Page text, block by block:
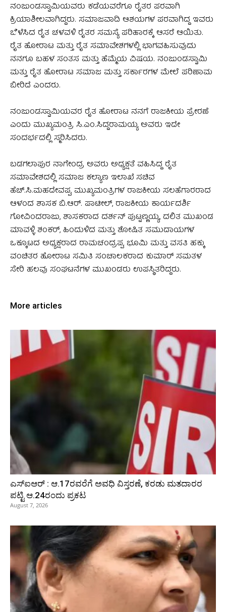
ನಂಜುಂಡಸ್ವಾಮಿಯವರು ಕಡೆಯವರೆಗೂ ರೈತರ ಪರವಾಗಿ
ಕ್ರಿಯಾಶೀಲವಾಗಿದ್ದರು. ಸಮಾಜವಾದಿ ಆಶಯಗಳ ಪರವಾಗಿದ್ದ ಇವರು
ಬೆಳೆಸಿದ ರೈತ ಚಳವಳಿ ರೈತರ ಸಮಸ್ಯೆ ಪರಿಹಾರಕ್ಕೆ ಆಸರೆ ಆಯಿತು.
ರೈತ ಹೋರಾಟ ಮತ್ತು ರೈತ ಸಮಾವೇಶಗಳಲ್ಲಿ ಭಾಗವಹಿಸುವುದು
ನನಗೂ ಬಹಳ ಸಂತಸ ಮತ್ತು ಹೆಮ್ಮೆಯ ವಿಷಯ. ನಂಜುಂಡಸ್ವಾಮಿ
ಮತ್ತು ರೈತ ಹೋರಾಟ ಸಮಾಜ ಮತ್ತು ಸರ್ಕಾರಗಳ ಮೇಲೆ ಪರಿಣಾಮ
ಬೀರಿದೆ ಎಂದರು.
ನಂಜುಂಡಸ್ವಾಮಿಯವರ ರೈತ ಹೋರಾಟ ನನಗೆ ರಾಜಕೀಯ ಪ್ರೇರಣೆ
ಎಂದು ಮುಖ್ಯಮಂತ್ರಿ ಸಿ.ಎಂ.ಸಿದ್ದರಾಮಯ್ಯ ಅವರು ಇದೇ
ಸಂದರ್ಭದಲ್ಲಿ ಸ್ಮರಿಸಿದರು.
ಬಡಗಲಾಪುರ ನಾಗೇಂದ್ರ ಅವರು ಅಧ್ಯಕ್ಷತೆ ವಹಿಸಿದ್ದ ರೈತ
ಸಮಾವೇಶದಲ್ಲಿ ಸಮಾಜ ಕಲ್ಯಾಣ ಇಲಾಖೆ ಸಚಿವ
ಹೆಚ್.ಸಿ.ಮಹದೇವಪ್ಪ, ಮುಖ್ಯಮಂತ್ರಿಗಳ ರಾಜಕೀಯ ಸಲಹೆಗಾರರಾದ
ಆಳಂದ ಶಾಸಕ ಬಿ.ಆರ್. ಪಾಟೀಲ್, ರಾಜಕೀಯ ಕಾರ್ಯದರ್ಶಿ
ಗೋವಿಂದರಾಜು, ಶಾಸಕರಾದ ದರ್ಶನ್ ಪುಟ್ಟಣ್ಣಯ್ಯ, ದಲಿತ ಮುಖಂಡ
ಮಾವಳ್ಳಿ ಶಂಕರ್, ಹಿಂದುಳಿದ ಮತ್ತು ಶೋಷಿತ ಸಮುದಾಯಗಳ
ಒಕ್ಕೂಟದ ಅಧ್ಯಕ್ಷರಾದ ರಾಮಚಂದ್ರಪ್ಪ, ಭೂಮಿ ಮತ್ತು ವಸತಿ ಹಕ್ಕು
ವಂಚಿತರ ಹೋರಾಟ ಸಮಿತಿ ಸಂಚಾಲಕರಾದ ಕುಮಾರ್ ಸಮತಳ
ಸೇರಿ ಹಲವು ಸಂಘಟನೆಗಳ ಮುಖಂಡರು ಉಪಸ್ಥಿತರಿದ್ದರು.
More articles
ಎಸ್‌ಐಆರ್‌ : ಆ.17ರವರೆಗೆ ಅವಧಿ ವಿಸ್ತರಣೆ, ಕರಡು ಮತದಾರರ
ಪಟ್ಟಿ ಆ.24ರಂದು ಪ್ರಕಟ
August 7, 2026